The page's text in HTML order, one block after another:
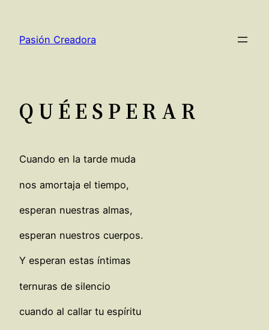
contenido
Pasión Creadora
Q U É E S P E R A R
Cuando en la tarde muda
nos amortaja el tiempo,
esperan nuestras almas,
esperan nuestros cuerpos.
Y esperan estas íntimas
ternuras de silencio
cuando al callar tu espíritu